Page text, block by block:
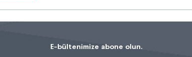
E-bültenimize abone olun.